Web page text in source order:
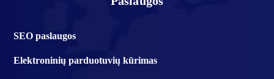
SEO paslaugos
Elektroninių parduotuvių kūrimas